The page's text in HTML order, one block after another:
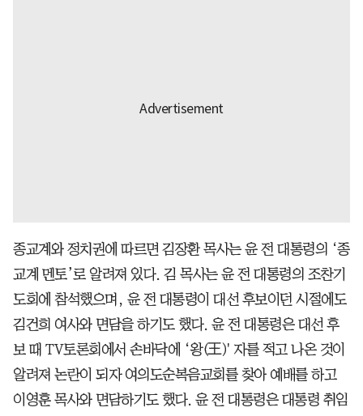
종교계와 정치권에 따르면 김장환 목사는 윤 전 대통령의 ‘종
교계 멘토’로 알려져 있다. 김 목사는 윤 전 대통령의 조찬기
도회에 참석했으며, 윤 전 대통령이 대선 후보이던 시절에도
김건희 여사와 면담을 하기도 했다. 윤 전 대통령은 대선 후
보 때 TV토론회에서 손바닥에 ‘왕(王)' 자를 적고 나온 것이
알려져 논란이 되자 여의도순복음교회를 찾아 예배를 하고
이영훈 목사와 면담하기도 했다. 윤 전 대통령은 대통령 취임